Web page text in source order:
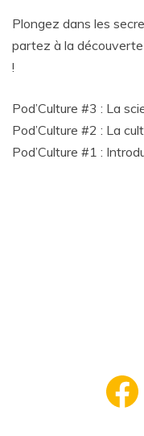
Plongez dans les
partez à la
!
Pod’Culture #3 : La
Pod’Culture #2 : La
Pod’Culture #1 :
Facebook